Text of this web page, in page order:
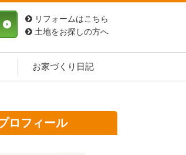
リフォームはこちら
土地をお探しの方へ
お家づくり日記
ロフィール